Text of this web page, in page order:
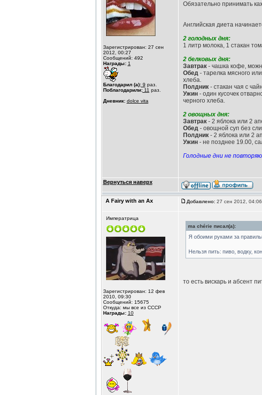
Зарегистрирован: 27 сен
2012, 00:27
Сообщений: 492
Награды: 1
Благодарил (а):9 раз.
Поблагодарили:11 раз.
Дневник: dolce vita
Обязательно принимать
Английская диета
2 голодных дня:
1 литр молока, 1 стакан
2 белковых дня:
Завтрак- чашка кофе,
Обед- тарелка мясного
хлеба.
Полдник- стакан чая с
Ужин- один кусочек
черного хлеба.
2 овощных дня:
Завтрак- 2 яблока или 2
Обед- овощной суп без
Полдник- 2 яблока или 2
Ужин- не позднее 19.00,
Голодные дни не
Вернуться наверх
A Fairy with an Ax Добавлено:27 сен 2012, 04:06
Императрица
Зарегистрирован: 12 фев
2010, 09:30
Сообщений: 15675
Откуда: мы все из СССР
Награды: 10
ma chérie писал(а):
Я обоими руками за
Нельзя пить: пиво, водку,
то есть вискарь и абсент